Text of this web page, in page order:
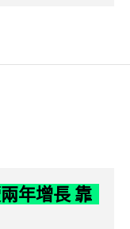
年增長 靠